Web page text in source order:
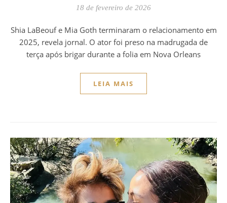
18 de fevereiro de 2026
Shia LaBeouf e Mia Goth terminaram o relacionamento em
2025, revela jornal. O ator foi preso na madrugada de
terça após brigar durante a folia em Nova Orleans
LEIA MAIS